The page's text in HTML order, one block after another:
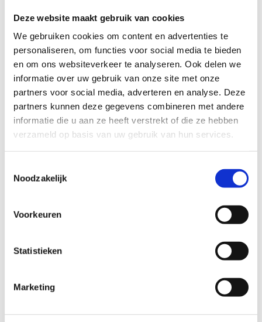
Deze website maakt gebruik van cookies
We gebruiken cookies om content en advertenties te
personaliseren, om functies voor social media te bieden
en om ons websiteverkeer te analyseren. Ook delen we
informatie over uw gebruik van onze site met onze
partners voor social media, adverteren en analyse. Deze
partners kunnen deze gegevens combineren met andere
informatie die u aan ze heeft verstrekt of die ze hebben
verzameld op basis van uw gebruik van hun services.
Noodzakelijk
Voorkeuren
Statistieken
Marketing
Onkerzelestraat 280 9500 Geraardsbergen
Felicien Cauwelstraat 39 9500 Geraardsbergen